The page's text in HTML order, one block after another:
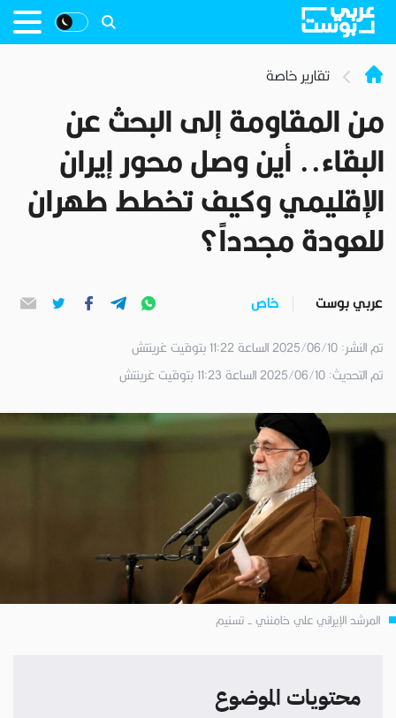
تقارير خاصة
من المقاومة إلى البحث عن
البقاء.. أين وصل محور إيران
الإقليمي وكيف تخطط طهران
للعودة مجدداً؟
عربي بوست خاص
تم النشر: 2025/06/10 الساعة 11:22 بتوقيت غرينتش
تم التحديث: 2025/06/10 الساعة 11:23 بتوقيت غرينتش
المرشد الإيراني علي خامنئي - تسنيم
محتويات الموضوع